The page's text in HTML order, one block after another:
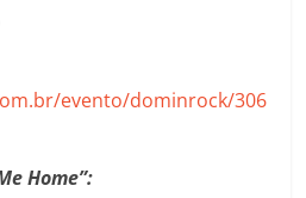
evento/dominrock/306
Home”: